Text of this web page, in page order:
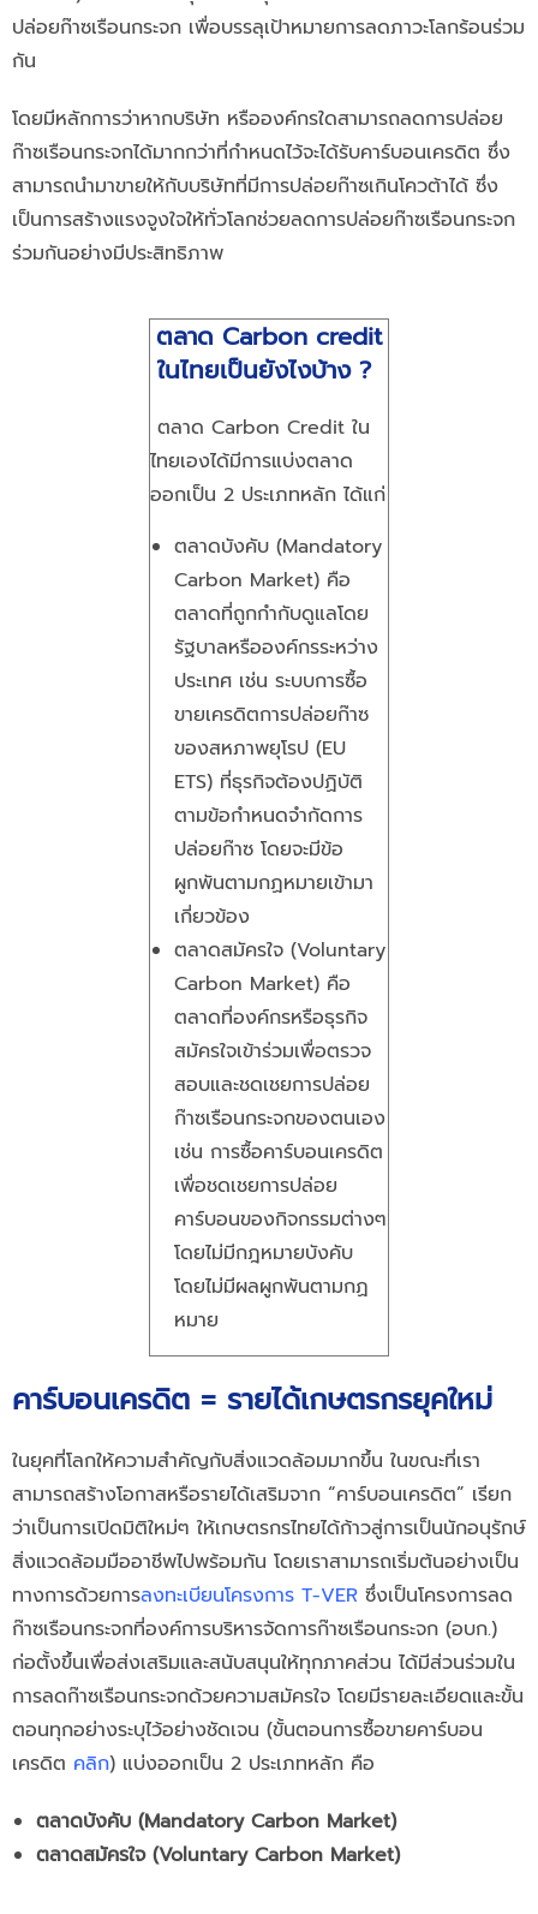
ปล่อยก๊าซเรือนกระจก เพื่อบรรลุเป้าหมายการลดภาวะโลกร้อนร่วม
กัน
โดยมีหลักการว่าหากบริษัท หรือองค์กรใดสามารถลดการปล่อย
ก๊าซเรือนกระจกได้มากกว่าที่กำหนดไว้จะได้รับคาร์บอนเครดิต ซึ่ง
สามารถนำมาขายให้กับบริษัทที่มีการปล่อยก๊าซเกินโควต้าได้ ซึ่ง
เป็นการสร้างแรงจูงใจให้ทั่วโลกช่วยลดการปล่อยก๊าซเรือนกระจก
ร่วมกันอย่างมีประสิทธิภาพ
ตลาด Carbon credit
ในไทยเป็นยังไงบ้าง ?
ตลาด Carbon Credit ใน
ไทยเองได้มีการแบ่งตลาด
ออกเป็น 2 ประเภทหลัก ได้แก่
ตลาดบังคับ (Mandatory
Carbon Market) คือ
ตลาดที่ถูกกำกับดูแลโดย
รัฐบาลหรือองค์กรระหว่าง
ประเทศ เช่น ระบบการซื้อ
ขายเครดิตการปล่อยก๊าซ
ของสหภาพยุโรป (EU
ETS) ที่ธุรกิจต้องปฏิบัติ
ตามข้อกำหนดจำกัดการ
ปล่อยก๊าซ โดยจะมีข้อ
ผูกพันตามกฏหมายเข้ามา
เกี่ยวข้อง
ตลาดสมัครใจ (Voluntary
Carbon Market) คือ
ตลาดที่องค์กรหรือธุรกิจ
สมัครใจเข้าร่วมเพื่อตรวจ
สอบและชดเชยการปล่อย
ก๊าซเรือนกระจกของตนเอง
เช่น การซื้อคาร์บอนเครดิต
เพื่อชดเชยการปล่อย
คาร์บอนของกิจกรรมต่างๆ
โดยไม่มีกฎหมายบังคับ
โดยไม่มีผลผูกพันตามกฏ
หมาย
คาร์บอนเครดิต = รายได้เกษตรกรยุคใหม่
ในยุคที่โลกให้ความสำคัญกับสิ่งแวดล้อมมากขึ้น ในขณะที่เรา
สามารถสร้างโอกาสหรือรายได้เสริมจาก “คาร์บอนเครดิต” เรียก
ว่าเป็นการเปิดมิติใหม่ๆ ให้เกษตรกรไทยได้ก้าวสู่การเป็นนักอนุรักษ์
สิ่งแวดล้อมมืออาชีพไปพร้อมกัน โดยเราสามารถเริ่มต้นอย่างเป็น
ทางการด้วยการลงทะเบียนโครงการ T-VER ซึ่งเป็นโครงการลด
ก๊าซเรือนกระจกที่องค์การบริหารจัดการก๊าซเรือนกระจก (อบก.)
ก่อตั้งขึ้นเพื่อส่งเสริมและสนับสนุนให้ทุกภาคส่วน ได้มีส่วนร่วมใน
การลดก๊าซเรือนกระจกด้วยความสมัครใจ โดยมีรายละเอียดและขั้น
ตอนทุกอย่างระบุไว้อย่างชัดเจน (ขั้นตอนการซื้อขายคาร์บอน
เครดิต คลิก) แบ่งออกเป็น 2 ประเภทหลัก คือ
ตลาดบังคับ (Mandatory Carbon Market)
ตลาดสมัครใจ (Voluntary Carbon Market)